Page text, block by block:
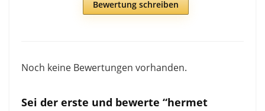
Bewertung schreiben
Noch keine Bewertungen vorhanden.
Sei der erste und bewerte “hermet